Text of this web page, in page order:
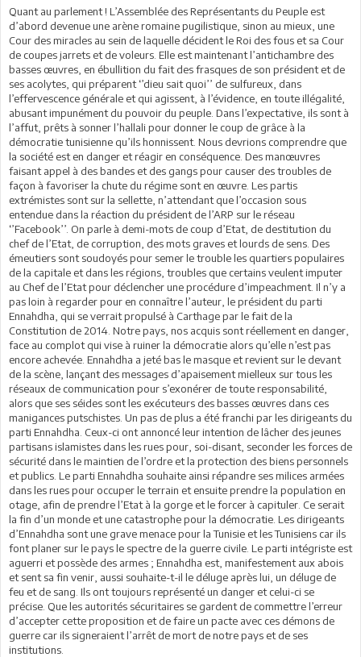
Quant au parlement ! L’Assemblée des Représentants du Peuple est
d’abord devenue une arène romaine pugilistique, sinon au mieux, une
Cour des miracles au sein de laquelle décident le Roi des fous et sa Cour
de coupes jarrets et de voleurs. Elle est maintenant l’antichambre des
basses œuvres, en ébullition du fait des frasques de son président et de
ses acolytes, qui préparent ‘’dieu sait quoi’’ de sulfureux, dans
l’effervescence générale et qui agissent, à l’évidence, en toute illégalité,
abusant impunément du pouvoir du peuple. Dans l’expectative, ils sont à
l’affut, prêts à sonner l’hallali pour donner le coup de grâce à la
démocratie tunisienne qu’ils honnissent. Nous devrions comprendre que
la société est en danger et réagir en conséquence. Des manœuvres
faisant appel à des bandes et des gangs pour causer des troubles de
façon à favoriser la chute du régime sont en œuvre. Les partis
extrémistes sont sur la sellette, n’attendant que l’occasion sous
entendue dans la réaction du président de l’ARP sur le réseau
‘’Facebook’’. On parle à demi-mots de coup d’Etat, de destitution du
chef de l’Etat, de corruption, des mots graves et lourds de sens. Des
émeutiers sont soudoyés pour semer le trouble les quartiers populaires
de la capitale et dans les régions, troubles que certains veulent imputer
au Chef de l’Etat pour déclencher une procédure d’impeachment. Il n’y a
pas loin à regarder pour en connaître l’auteur, le président du parti
Ennahdha, qui se verrait propulsé à Carthage par le fait de la
Constitution de 2014. Notre pays, nos acquis sont réellement en danger,
face au complot qui vise à ruiner la démocratie alors qu’elle n’est pas
encore achevée. Ennahdha a jeté bas le masque et revient sur le devant
de la scène, lançant des messages d’apaisement mielleux sur tous les
réseaux de communication pour s’exonérer de toute responsabilité,
alors que ses séides sont les exécuteurs des basses œuvres dans ces
manigances putschistes. Un pas de plus a été franchi par les dirigeants du
parti Ennahdha. Ceux-ci ont annoncé leur intention de lâcher des jeunes
partisans islamistes dans les rues pour, soi-disant, seconder les forces de
sécurité dans le maintien de l’ordre et la protection des biens personnels
et publics. Le parti Ennahdha souhaite ainsi répandre ses milices armées
dans les rues pour occuper le terrain et ensuite prendre la population en
otage, afin de prendre l’Etat à la gorge et le forcer à capituler. Ce serait
la fin d’un monde et une catastrophe pour la démocratie. Les dirigeants
d’Ennahdha sont une grave menace pour la Tunisie et les Tunisiens car ils
font planer sur le pays le spectre de la guerre civile. Le parti intégriste est
aguerri et possède des armes ; Ennahdha est, manifestement aux abois
et sent sa fin venir, aussi souhaite-t-il le déluge après lui, un déluge de
feu et de sang. Ils ont toujours représenté un danger et celui-ci se
précise. Que les autorités sécuritaires se gardent de commettre l’erreur
d’accepter cette proposition et de faire un pacte avec ces démons de
guerre car ils signeraient l’arrêt de mort de notre pays et de ses
institutions.